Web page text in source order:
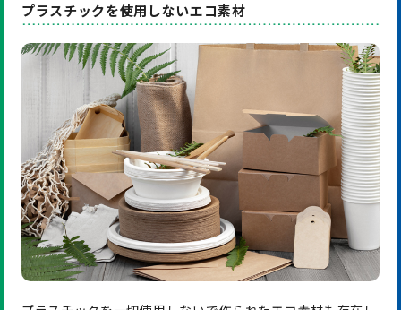
プラスチックを使用しないエコ素材